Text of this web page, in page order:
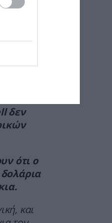
είναι
να
δεν
ότι ο
και